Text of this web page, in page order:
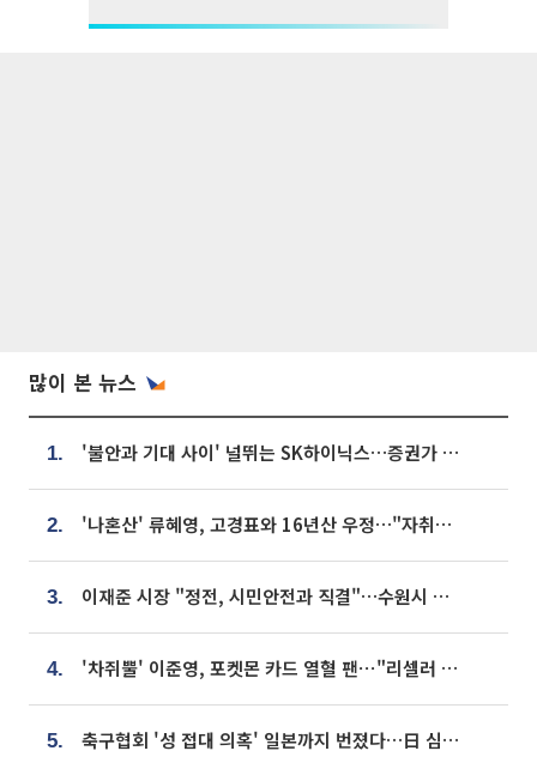
많이 본 뉴스
1. '불안과 기대 사이' 널뛰는 SK하이닉스…증권가 "HBM4·LTA 기반 펀터멘털 견고"
2. '나혼산' 류혜영, 고경표와 16년산 우정…"자취방서 부모님과 마주쳐"
3. 이재준 시장 "정전, 시민안전과 직결"…수원시 비상대응체계 가동
4. '차쥐뿔' 이준영, 포켓몬 카드 열혈 팬⋯"리셀러 처단할 것"
5. 축구협회 '성 접대 의혹' 일본까지 번졌다…日 심판 실명 공개